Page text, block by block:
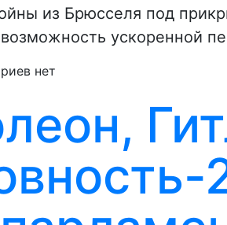
из Брюсселя под
ускоренной
нет